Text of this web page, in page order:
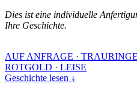
Dies ist eine individuelle
Ihre Geschichte.
AUF ANFRAGE · TRAURINGE
ROTGOLD · LEISE
Geschichte lesen ↓